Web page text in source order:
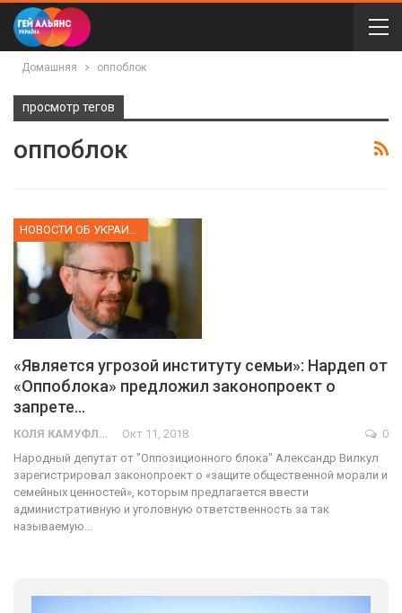
Домашняя оппоблок
просмотр тегов
оппоблок
«Является угрозой институту семьи»: Нардеп от
«Оппоблока» предложил законопроект о
запрете…
КОЛЯ КАМУФЛЯЖ Окт 11, 2018
0
Народный депутат от "Оппозиционного блока" Александр Вилкул
зарегистрировал законопроект о «защите общественной морали и
семейных ценностей», которым предлагается ввести
административную и уголовную ответственность за так
называемую…